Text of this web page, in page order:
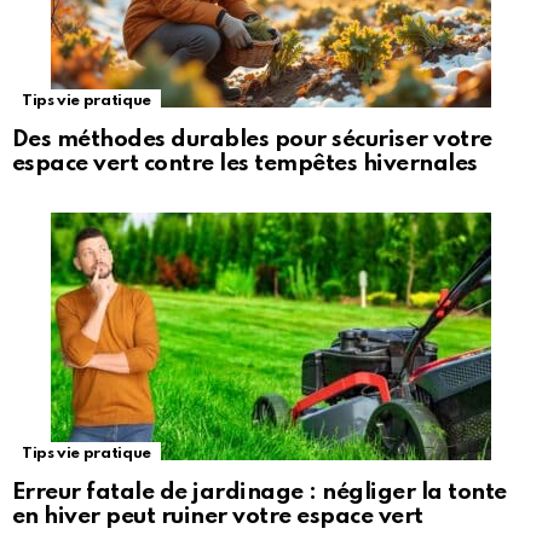
Tips vie pratique
Des méthodes durables pour sécuriser votre
espace vert contre les tempêtes hivernales
Tips vie pratique
Erreur fatale de jardinage : négliger la tonte
en hiver peut ruiner votre espace vert